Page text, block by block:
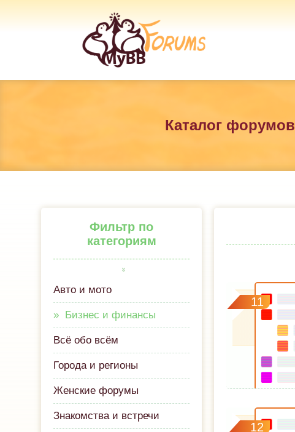
Каталог форумов
Фильтр по
категориям
Авто и мото
Бизнес и финансы
Всё обо всём
Города и регионы
Женские форумы
Знакомства и встречи
11
12